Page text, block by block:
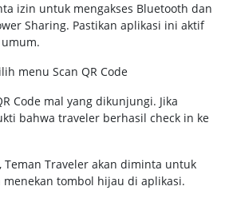
izin untuk mengakses Bluetooth dan
Sharing. Pastikan aplikasi ini aktif
menu Scan QR Code
Code mal yang dikunjungi. Jika
bahwa traveler berhasil check in ke
Teman Traveler akan diminta untuk
menekan tombol hijau di aplikasi.